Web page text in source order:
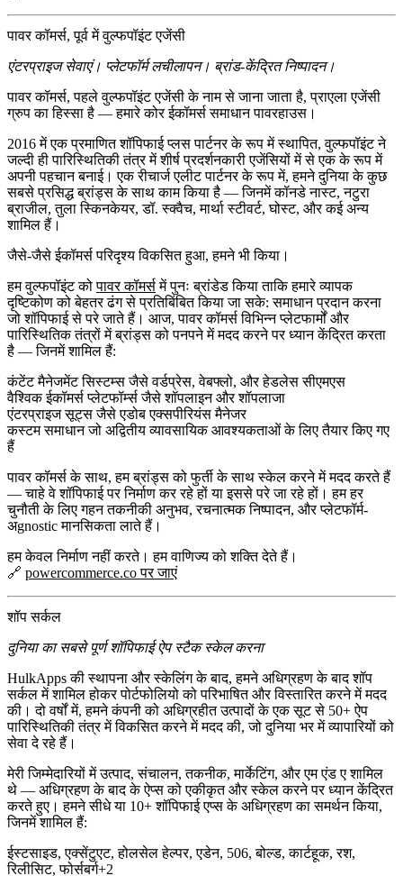
पावर कॉमर्स, पूर्व में वुल्फपॉइंट एजेंसी
एंटरप्राइज सेवाएं। प्लेटफॉर्म लचीलापन। ब्रांड-केंद्रित निष्पादन।
पावर कॉमर्स, पहलेवुल्फपॉइंट एजेंसीके नाम से जाना जाता है,प्राएला एजेंसी
ग्रुपका हिस्सा है — हमारे कोर ईकॉमर्स समाधान पावरहाउस।
2016 में एक प्रमाणितशॉपिफाई प्लस पार्टनरके रूप में स्थापित, वुल्फपॉइंट ने
जल्दी ही पारिस्थितिकी तंत्र में शीर्ष प्रदर्शनकारी एजेंसियों में से एक के रूप में
अपनी पहचान बनाई। एकरीचार्ज एलीट पार्टनरके रूप में, हमने दुनिया के कुछ
सबसे प्रसिद्ध ब्रांड्स के साथ काम किया है — जिनमेंकॉनडे नास्ट,नटुरा
ब्राजील,तुला स्किनकेयर,डॉ. स्क्वैच,मार्था स्टीवर्ट,घोस्ट, और कई अन्य
शामिल हैं।
जैसे-जैसे ईकॉमर्स परिदृश्य विकसित हुआ, हमने भी किया।
हम वुल्फपॉइंट कोपावर कॉमर्समें पुनः ब्रांडेड किया ताकि हमारे व्यापक
दृष्टिकोण को बेहतर ढंग से प्रतिबिंबित किया जा सके: समाधान प्रदान करना
जो शॉपिफाई से परे जाते हैं। आज, पावर कॉमर्स विभिन्न प्लेटफार्मों और
पारिस्थितिक तंत्रों में ब्रांड्स को पनपने में मदद करने पर ध्यान केंद्रित करता
है — जिनमें शामिल हैं:
कंटेंट मैनेजमेंट सिस्टम्सजैसे वर्डप्रेस, वेबफ्लो, और हेडलेस सीएमएस
वैश्विक ईकॉमर्स प्लेटफॉर्म्सजैसे शॉपलाइन और शॉपलाजा
एंटरप्राइज सूट्सजैसे एडोब एक्सपीरियंस मैनेजर
कस्टम समाधानजो अद्वितीय व्यावसायिक आवश्यकताओं के लिए तैयार किए गए
हैं
पावर कॉमर्स के साथ, हम ब्रांड्स को फुर्ती के साथ स्केल करने में मदद करते हैं
— चाहे वे शॉपिफाई पर निर्माण कर रहे हों या इससे परे जा रहे हों। हम हर
चुनौती के लिए गहन तकनीकी अनुभव, रचनात्मक निष्पादन, और प्लेटफॉर्म-
अgnostic मानसिकता लाते हैं।
हम केवल निर्माण नहीं करते। हम वाणिज्य को शक्ति देते हैं।
🔗 powercommerce.co पर जाएं
शॉप सर्कल
दुनिया का सबसे पूर्ण शॉपिफाई ऐप स्टैक स्केल करना
HulkAppsकी स्थापना और स्केलिंग के बाद, हमने अधिग्रहण के बाद शॉप
सर्कल में शामिल होकरपोर्टफोलियो को परिभाषित और विस्तारितकरने में मदद
की। दो वर्षों में, हमने कंपनी को अधिग्रहीत उत्पादों के एक सूट से 50+ ऐप
पारिस्थितिकी तंत्र में विकसित करने में मदद की, जो दुनिया भर में व्यापारियों को
सेवा दे रहे हैं।
मेरी जिम्मेदारियों मेंउत्पाद, संचालन, तकनीक, मार्केटिंग, और एम एंड एशामिल
थे — अधिग्रहण के बाद के ऐप्स को एकीकृत और स्केल करने पर ध्यान केंद्रित
करते हुए। हमने सीधे या 10+ शॉपिफाई एप्स के अधिग्रहण का समर्थन किया,
जिनमें शामिल हैं:
ईस्टसाइड, एक्सेंटुएट, होलसेल हेल्पर, एडेन, 506, बोल्ड, कार्टहूक, रश,
रिलीसिट, फोर्सबर्ग+2